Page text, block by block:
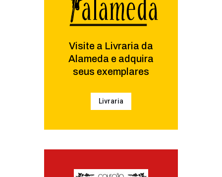
Visite a Livraria da
Alameda e adquira
seus exemplares
Livraria